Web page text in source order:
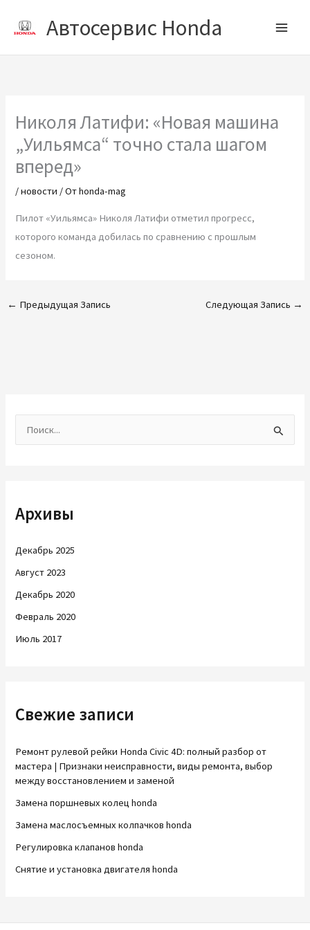
Автосервис Honda
Николя Латифи: «Новая машина
„Уильямса“ точно стала шагом
вперед»
/новости / Отhonda-mag
Пилот «Уильямса» Николя Латифи отметил прогресс,
которого команда добилась по сравнению с прошлым
сезоном.
← Предыдущая Запись Следующая Запись →
к
Архивы
Декабрь 2025
Август 2023
Декабрь 2020
Февраль 2020
Июль 2017
Свежие записи
Ремонт рулевой рейки Honda Civic 4D: полный разбор от
мастера | Признаки неисправности, виды ремонта, выбор
между восстановлением и заменой
Замена поршневых колец honda
Замена маслосъемных колпачков honda
Регулировка клапанов honda
Снятие и установка двигателя honda